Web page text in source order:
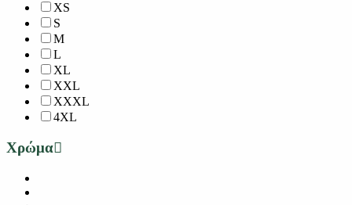
XS
S
M
L
XL
XXL
XXXL
4XL
Χρώμα